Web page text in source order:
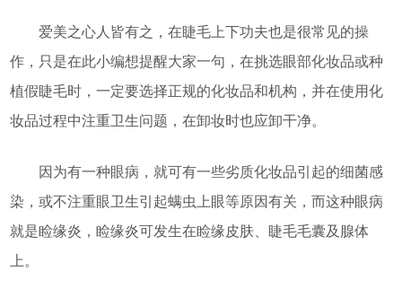
爱美之心人皆有之，在睫毛上下功夫也是很常见的操
作，只是在此小编想提醒大家一句，在挑选眼部化妆品或种
植假睫毛时，一定要选择正规的化妆品和机构，并在使用化
妆品过程中注重卫生问题，在卸妆时也应卸干净。
因为有一种眼病，就可有一些劣质化妆品引起的细菌感
染，或不注重眼卫生引起螨虫上眼等原因有关，而这种眼病
就是睑缘炎，睑缘炎可发生在睑缘皮肤、睫毛毛囊及腺体
上。